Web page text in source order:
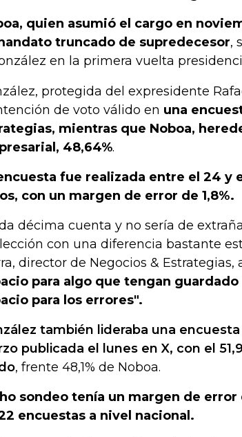
quien asumió el cargo en
truncado de supredecesor,
en la primera vuelta
protegida del expresidente
de voto válido en una
mientras que Noboa,
48,64%.
fue realizada entre el 24 y
con un margen de error de 1,8%.
décima cuenta y no sería de
con una diferencia bastante
director de Negocios & Estrategias,
para algo que tengan
para los errores".
también lideraba una
publicada el lunes en X, con el
, frente 48,1% de Noboa.
sondeo tenía un margen de error
encuestas a nivel nacional.